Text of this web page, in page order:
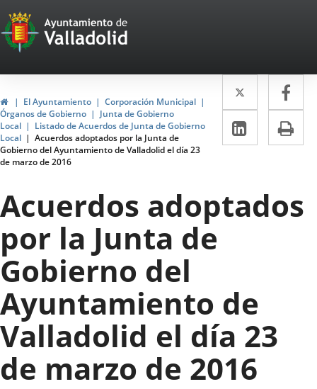
Portal
Web
del
Ayuntamiento
de
Valladolid
HomeEl Ayuntamiento
Corporación Municipal
Órganos de Gobierno
Junta de Gobierno
Local
Listado de Acuerdos de Junta de Gobierno
Local
Acuerdos adoptados por la Junta de
Gobierno del Ayuntamiento de Valladolid el día 23
de marzo de 2016
Twitter
Enlace
a
una
a
Linkedin
Enlace
a
externa.
Acuerdos adoptados
por la Junta de
Gobierno del
Ayuntamiento de
Valladolid el día 23
de marzo de 2016